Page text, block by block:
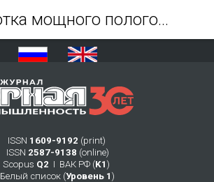
ISSN 1609-9192 (print)
ISSN 2587-9138 (online)
Scopus Q2 Ι ВАК РФ (K1 )
Белый список (Уровень 1 )
Разработка мощного пологого пласта с выпуском угля подкровельной толщи роботизированным комплексом - Журнал Горная промышленность